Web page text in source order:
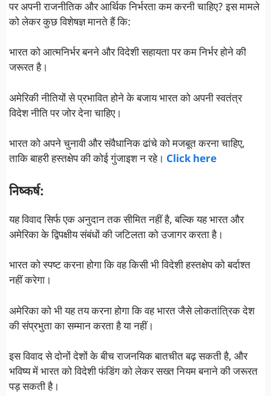
पर अपनी राजनीतिक और आर्थिक निर्भरता कम करनी चाहिए? इस मामले
को लेकर कुछ विशेषज्ञ मानते हैं कि:
भारत को आत्मनिर्भर बनने और विदेशी सहायता पर कम निर्भर होने की
जरूरत है।
अमेरिकी नीतियों से प्रभावित होने के बजाय भारत को अपनी स्वतंत्र
विदेश नीति पर जोर देना चाहिए।
भारत को अपने चुनावी और संवैधानिक ढांचे को मजबूत करना चाहिए,
ताकि बाहरी हस्तक्षेप की कोई गुंजाइश न रहे। Click here
निष्कर्ष:
यह विवाद सिर्फ एक अनुदान तक सीमित नहीं है, बल्कि यह भारत और
अमेरिका के द्विपक्षीय संबंधों की जटिलता को उजागर करता है।
भारत को स्पष्ट करना होगा कि वह किसी भी विदेशी हस्तक्षेप को बर्दाश्त
नहीं करेगा।
अमेरिका को भी यह तय करना होगा कि वह भारत जैसे लोकतांत्रिक देश
की संप्रभुता का सम्मान करता है या नहीं।
इस विवाद से दोनों देशों के बीच राजनयिक बातचीत बढ़ सकती है, और
भविष्य में भारत को विदेशी फंडिंग को लेकर सख्त नियम बनाने की जरूरत
पड़ सकती है।